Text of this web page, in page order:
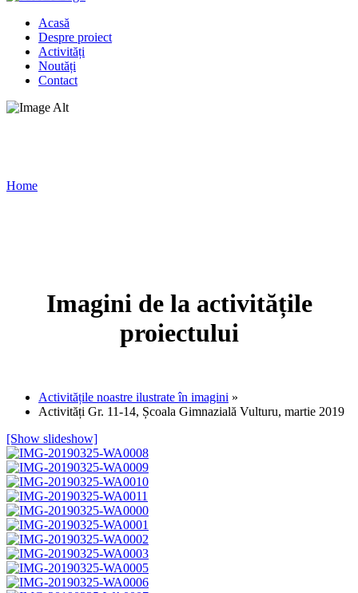
Acasă
Despre proiect
Activități
Noutăți
Contact
Home
Imagini de la activitățile
proiectului
Activitățile noastre ilustrate în imagini »
Activități Gr. 11-14, Școala Gimnazială Vulturu, martie 2019
[Show slideshow]